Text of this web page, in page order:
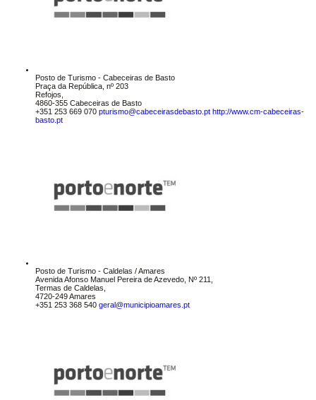
Posto de Turismo - Cabeceiras de Basto
Praça da República, nº 203
Refojos,
4860-355 Cabeceiras de Basto
+351 253 669 070 pturismo@cabeceirasdebasto.pt http://www.cm-cabeceiras-
basto.pt
Posto de Turismo - Caldelas / Amares
Avenida Afonso Manuel Pereira de Azevedo, Nº 211,
Termas de Caldelas,
4720-249 Amares
+351 253 368 540 geral@municipioamares.pt